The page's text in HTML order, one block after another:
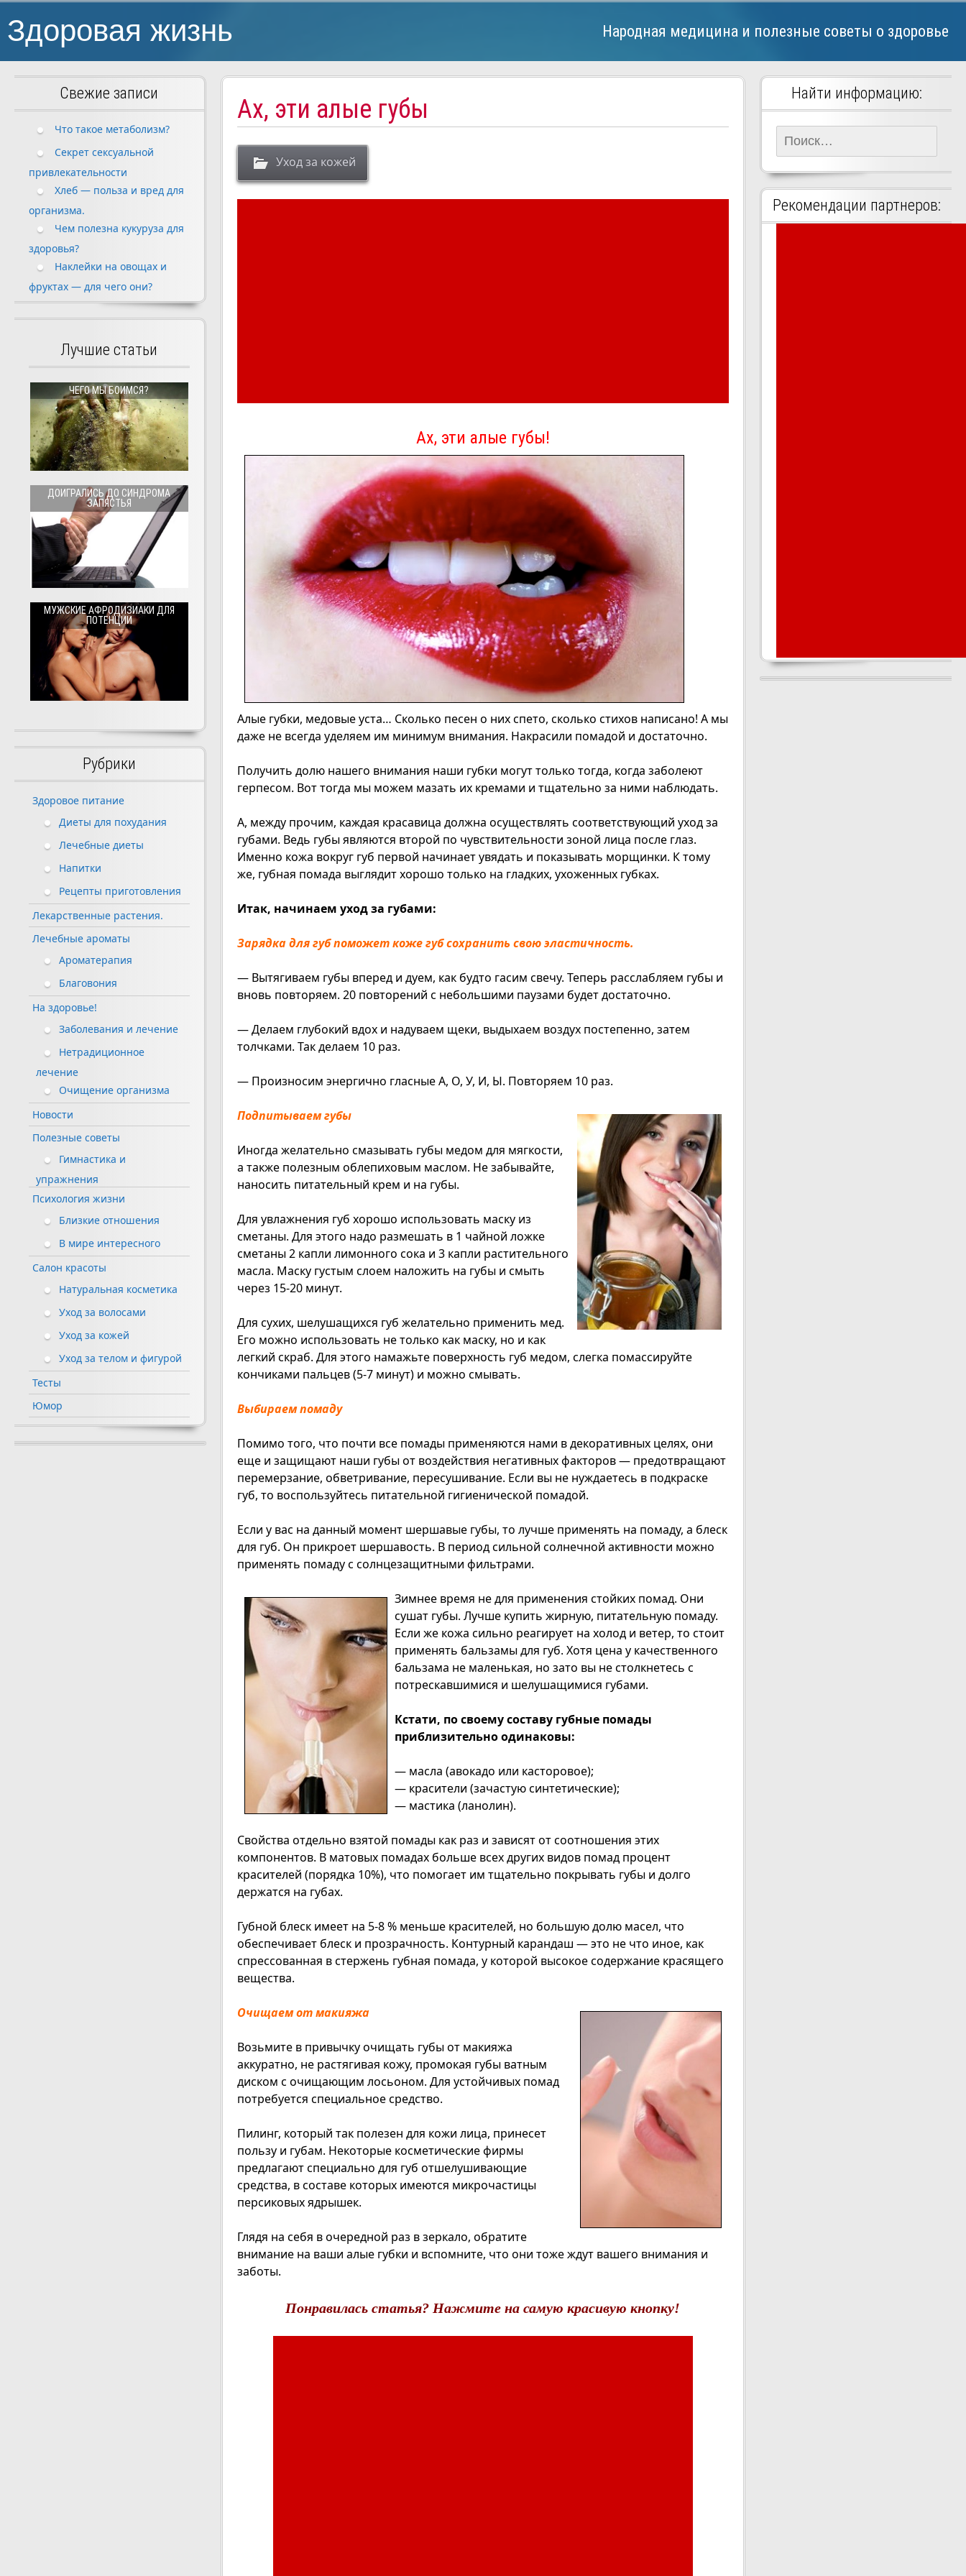
Здоровая жизнь Народная медицина и полезные советы о здоровье
Ах, эти алые губы
Уход за кожей
Ах, эти алые губы!
Алые губки, медовые уста… Сколько песен о них спето, сколько стихов написано! А мы
даже не всегда уделяем им минимум внимания. Накрасили помадой и достаточно.
Получить долю нашего внимания наши губки могут только тогда, когда заболеют
герпесом. Вот тогда мы можем мазать их кремами и тщательно за ними наблюдать.
А, между прочим, каждая красавица должна осуществлять соответствующий уход за
губами. Ведь губы являются второй по чувствительности зоной лица после глаз.
Именно кожа вокруг губ первой начинает увядать и показывать морщинки. К тому
же, губная помада выглядит хорошо только на гладких, ухоженных губках.
Итак, начинаем уход за губами:
Зарядка для губ поможет коже губ сохранить свою эластичность.
— Вытягиваем губы вперед и дуем, как будто гасим свечу. Теперь расслабляем губы и
вновь повторяем. 20 повторений с небольшими паузами будет достаточно.
— Делаем глубокий вдох и надуваем щеки, выдыхаем воздух постепенно, затем
толчками. Так делаем 10 раз.
— Произносим энергично гласные А, О, У, И, Ы. Повторяем 10 раз.
Подпитываем губы
Иногда желательно смазывать губы медом для мягкости,
а также полезным облепиховым маслом. Не забывайте,
наносить питательный крем и на губы.
Для увлажнения губ хорошо использовать маску из
сметаны. Для этого надо размешать в 1 чайной ложке
сметаны 2 капли лимонного сока и 3 капли растительного
масла. Маску густым слоем наложить на губы и смыть
через 15-20 минут.
Для сухих, шелушащихся губ желательно применить мед.
Его можно использовать не только как маску, но и как
легкий скраб. Для этого намажьте поверхность губ медом, слегка помассируйте
кончиками пальцев (5-7 минут) и можно смывать.
Выбираем помаду
Помимо того, что почти все помады применяются нами в декоративных целях, они
еще и защищают наши губы от воздействия негативных факторов — предотвращают
перемерзание, обветривание, пересушивание. Если вы не нуждаетесь в подкраске
губ, то воспользуйтесь питательной гигиенической помадой.
Если у вас на данный момент шершавые губы, то лучше применять на помаду, а блеск
для губ. Он прикроет шершавость. В период сильной солнечной активности можно
применять помаду с солнцезащитными фильтрами.
Зимнее время не для применения стойких помад. Они
сушат губы. Лучше купить жирную, питательную помаду.
Если же кожа сильно реагирует на холод и ветер, то стоит
применять бальзамы для губ. Хотя цена у качественного
бальзама не маленькая, но зато вы не столкнетесь с
потрескавшимися и шелушащимися губами.
Кстати, по своему составу губные помады
приблизительно одинаковы:
— масла (авокадо или касторовое);
— красители (зачастую синтетические);
— мастика (ланолин).
Свойства отдельно взятой помады как раз и зависят от соотношения этих
компонентов. В матовых помадах больше всех других видов помад процент
красителей (порядка 10%), что помогает им тщательно покрывать губы и долго
держатся на губах.
Губной блеск имеет на 5-8 % меньше красителей, но большую долю масел, что
обеспечивает блеск и прозрачность. Контурный карандаш — это не что иное, как
спрессованная в стержень губная помада, у которой высокое содержание красящего
вещества.
Очищаем от макияжа
Возьмите в привычку очищать губы от макияжа
аккуратно, не растягивая кожу, промокая губы ватным
диском с очищающим лосьоном. Для устойчивых помад
потребуется специальное средство.
Пилинг, который так полезен для кожи лица, принесет
пользу и губам. Некоторые косметические фирмы
предлагают специально для губ отшелушивающие
средства, в составе которых имеются микрочастицы
персиковых ядрышек.
Глядя на себя в очередной раз в зеркало, обратите
внимание на ваши алые губки и вспомните, что они тоже ждут вашего внимания и
заботы.
Понравилась статья? Нажмите на самую красивую кнопку!
Свежие записи
Что такое метаболизм?
Секрет сексуальной
привлекательности
Хлеб — польза и вред для
организма.
Чем полезна кукуруза для
здоровья?
Наклейки на овощах и
фруктах — для чего они?
Лучшие статьи
ЧЕГО МЫ БОИМСЯ?
ДОИГРАЛИСЬ ДО СИНДРОМА
ЗАПЯСТЬЯ
МУЖСКИЕ АФРОДИЗИАКИ ДЛЯ
ПОТЕНЦИИ
Рубрики
Здоровое питание
Диеты для похудания
Лечебные диеты
Напитки
Рецепты приготовления
Лекарственные растения.
Лечебные ароматы
Ароматерапия
Благовония
На здоровье!
Заболевания и лечение
Нетрадиционное
лечение
Очищение организма
Новости
Полезные советы
Гимнастика и
упражнения
Психология жизни
Близкие отношения
В мире интересного
Салон красоты
Натуральная косметика
Уход за волосами
Уход за кожей
Уход за телом и фигурой
Тесты
Юмор
Найти информацию:
Рекомендации партнеров: